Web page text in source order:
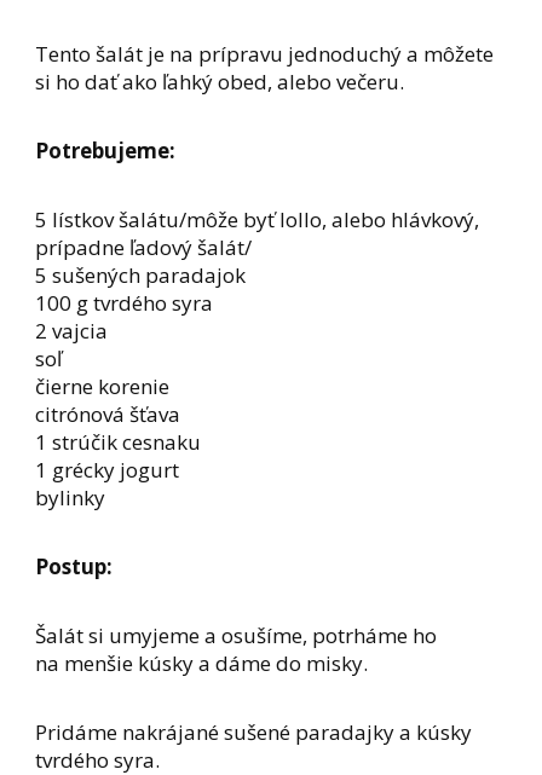
Tento šalát je na prípravu jednoduchý a môžete
si ho dať ako ľahký obed, alebo večeru.
Potrebujeme:
5 lístkov šalátu/môže byť lollo, alebo hlávkový,
prípadne ľadový šalát/
5 sušených paradajok
100 g tvrdého syra
2 vajcia
soľ
čierne korenie
citrónová šťava
1 strúčik cesnaku
1 grécky jogurt
bylinky
Postup:
Šalát si umyjeme a osušíme, potrháme ho
na menšie kúsky a dáme do misky.
Pridáme nakrájané sušené paradajky a kúsky
tvrdého syra.